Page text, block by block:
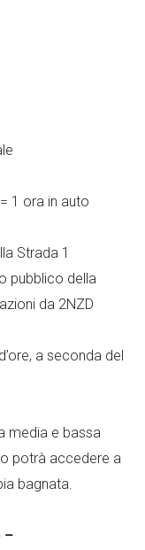
1 ora in auto
Strada 1
pubblico della
da 2NZD
a seconda del
media e bassa
potrà accedere a
bagnata.
–